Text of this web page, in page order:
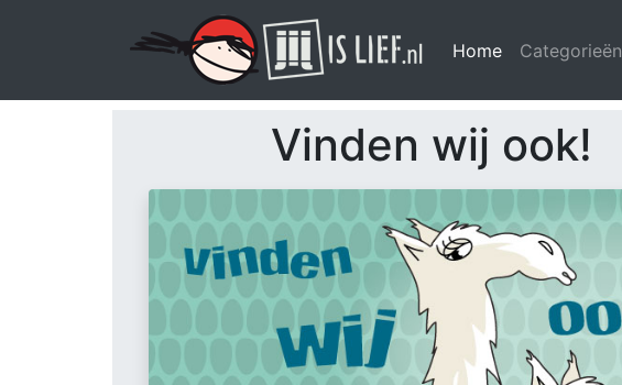
Home (huidige)
Categorieën
Vinden wij ook!